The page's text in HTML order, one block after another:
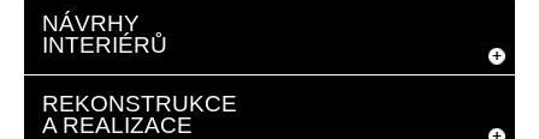
NÁVRHY
INTERIÉRŮ
REKONSTRUKCE
A REALIZACE